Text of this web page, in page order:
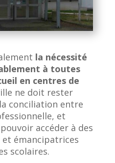
la nécessité
à toutes
en centres de
ne doit rester
conciliation entre
et
accéder à des
émancipatrices
scolaires.